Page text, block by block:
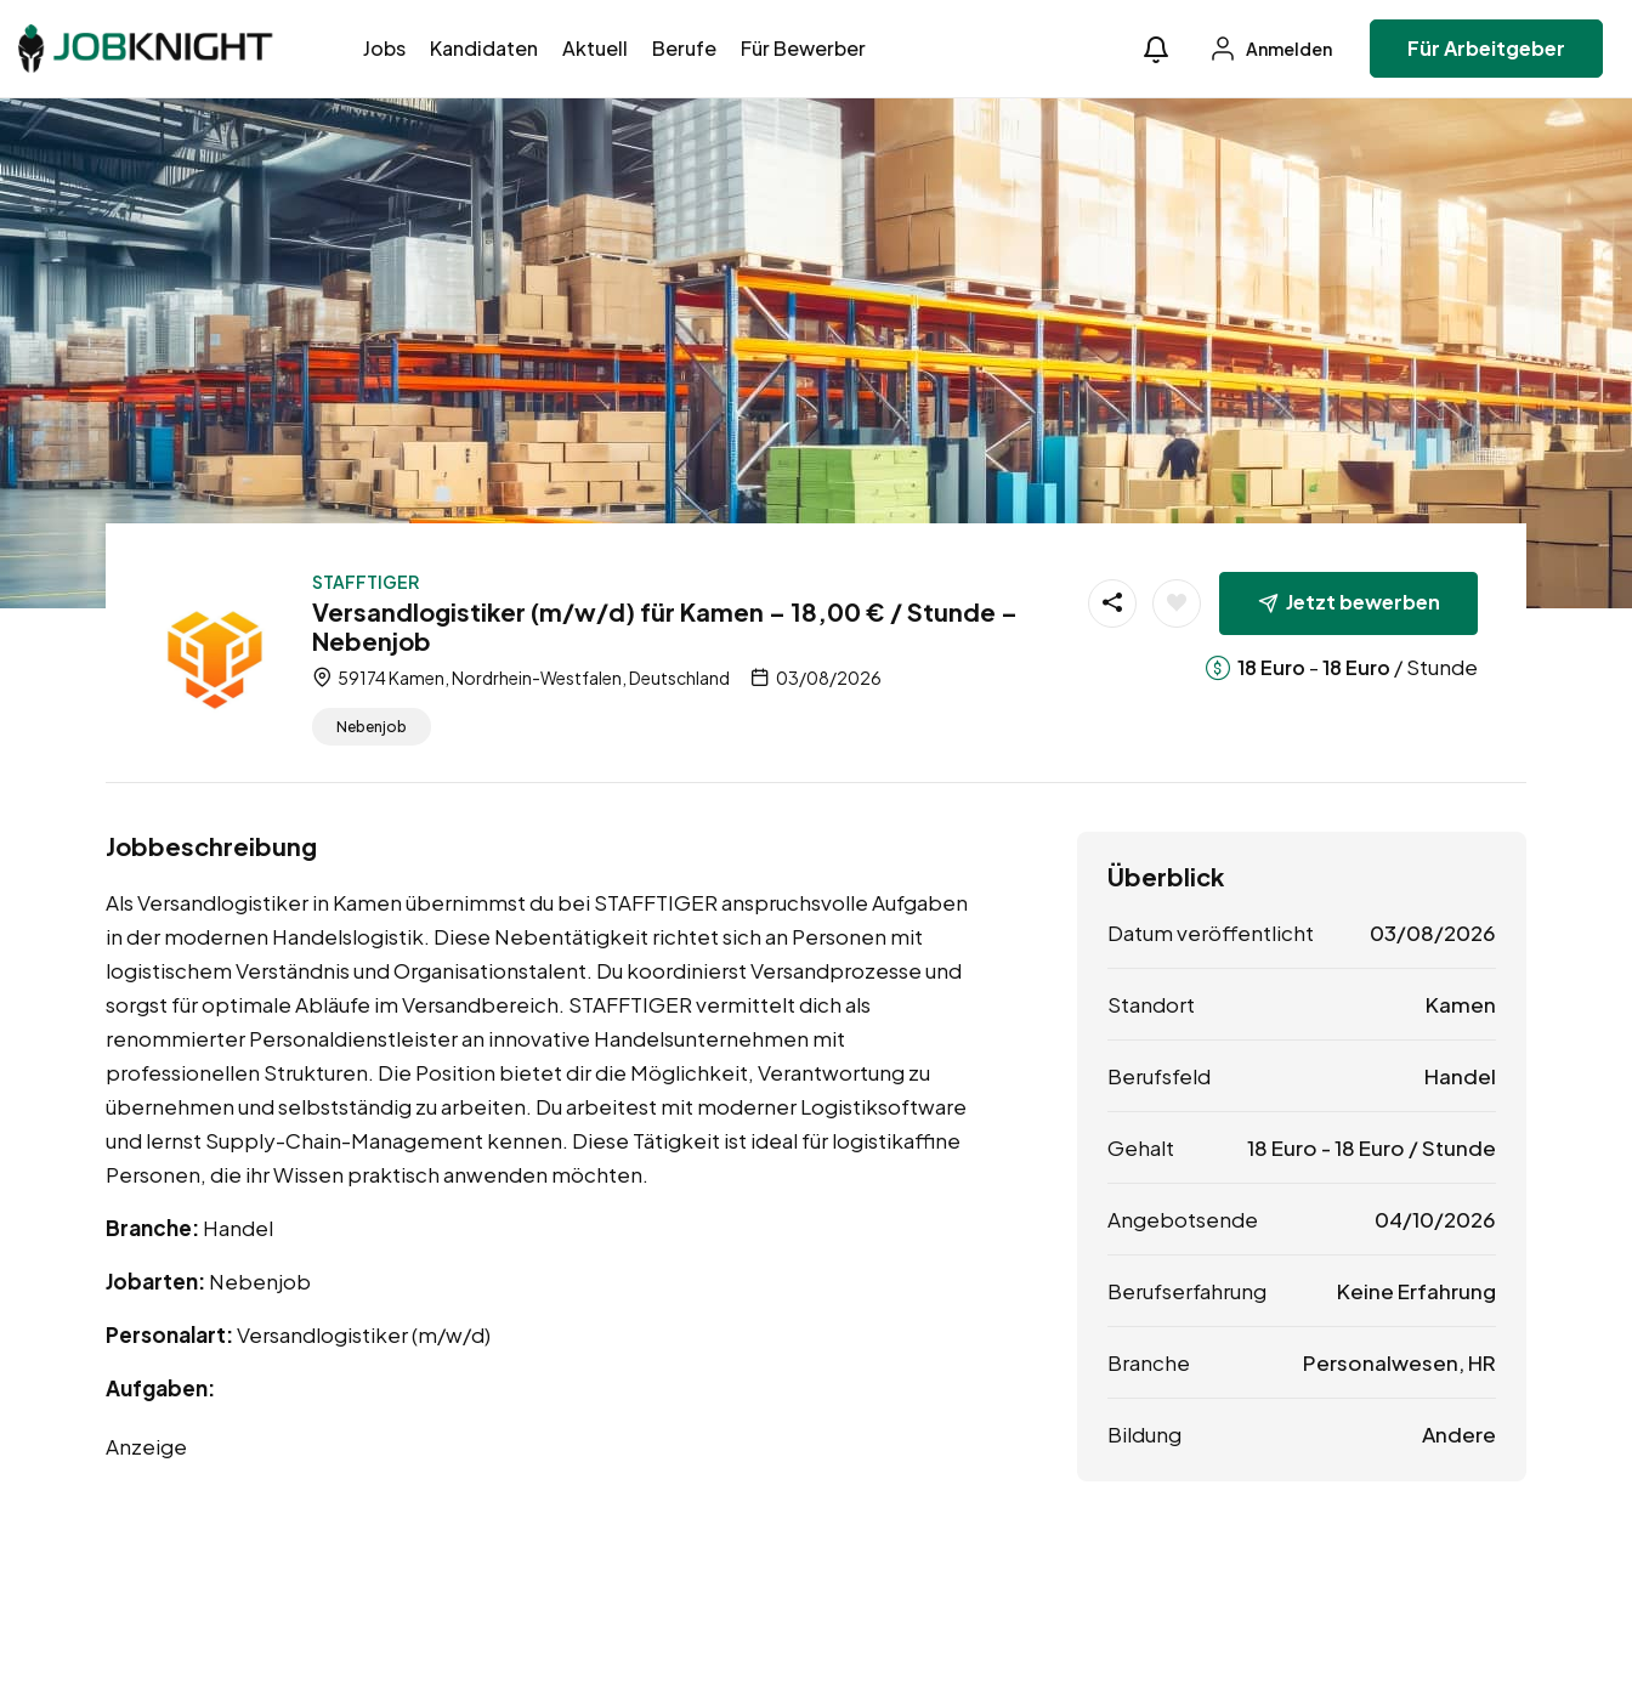
Jobs Kandidaten Aktuell Berufe Für Bewerber Anmelden Für Arbeitgeber
STAFFTIGER
Versandlogistiker (m/w/d) für Kamen – 18,00 € / Stunde –
Nebenjob
59174 Kamen, Nordrhein-Westfalen, Deutschland 03/08/2026
Nebenjob
Jetzt bewerben
18 Euro -18 Euro / Stunde
Jobbeschreibung
Als Versandlogistiker in Kamen übernimmst du bei STAFFTIGER anspruchsvolle Aufgaben
in der modernen Handelslogistik. Diese Nebentätigkeit richtet sich an Personen mit
logistischem Verständnis und Organisationstalent. Du koordinierst Versandprozesse und
sorgst für optimale Abläufe im Versandbereich. STAFFTIGER vermittelt dich als
renommierter Personaldienstleister an innovative Handelsunternehmen mit
professionellen Strukturen. Die Position bietet dir die Möglichkeit, Verantwortung zu
übernehmen und selbstständig zu arbeiten. Du arbeitest mit moderner Logistiksoftware
und lernst Supply-Chain-Management kennen. Diese Tätigkeit ist ideal für logistikaffine
Personen, die ihr Wissen praktisch anwenden möchten.
Branche: Handel
Jobarten: Nebenjob
Personalart:Versandlogistiker (m/w/d)
Aufgaben:
Anzeige
Überblick
Datum veröffentlicht 03/08/2026
Standort Kamen
Berufsfeld Handel
Gehalt 18 Euro -18 Euro / Stunde
Angebotsende 04/10/2026
Berufserfahrung Keine Erfahrung
Branche Personalwesen, HR
Bildung Andere